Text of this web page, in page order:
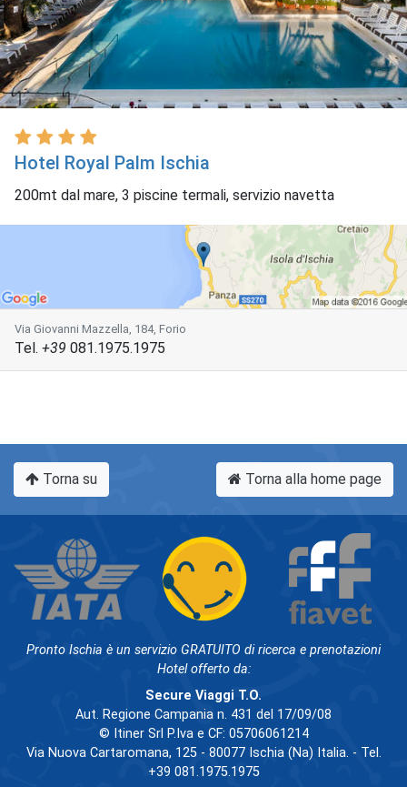
Hotel Royal Palm Ischia
200mt dal mare, 3 piscine termali, servizio navetta
Via Giovanni Mazzella, 184, Forio
Tel. +39 081.1975.1975
Torna su Torna alla home page
Pronto Ischia è un servizio GRATUITO di ricerca e prenotazioni
Hotel offerto da:
Secure Viaggi T.O.
Aut. Regione Campania n. 431 del 17/09/08
© Itiner Srl P.Iva e CF: 05706061214
Via Nuova Cartaromana, 125 - 80077 Ischia (Na) Italia. - Tel.
+39 081.1975.1975